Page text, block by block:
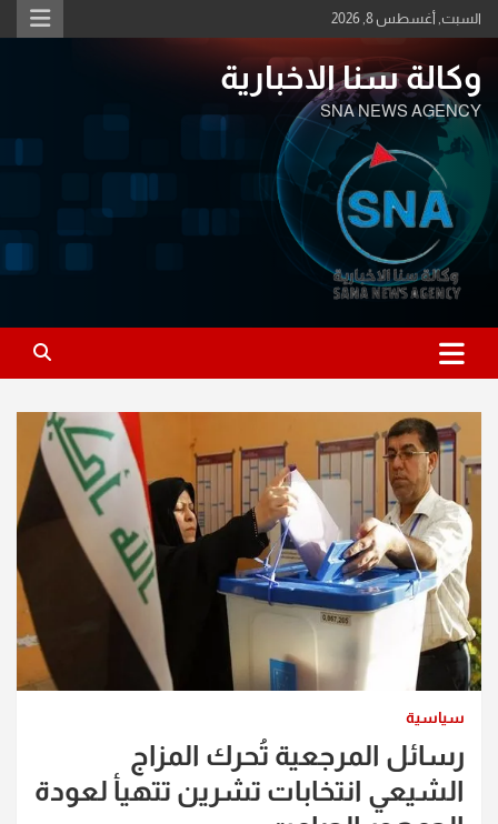
Skip
to
السبت, أغسطس 8, 2026
وكالة سنا الاخبارية
SNA NEWS AGENCY
سياسية
رسائل المرجعية تُحرك المزاج
الشيعي انتخابات تشرين تتهيأ لعودة